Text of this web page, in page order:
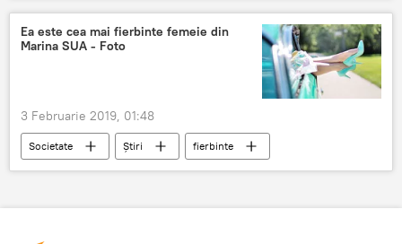
Ea este cea mai fierbinte femeie din
Marina SUA - Foto
3 Februarie 2019, 01:48
Societate Știri
fierbinte
SUA